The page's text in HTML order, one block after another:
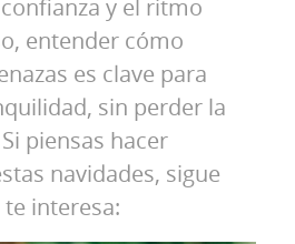
y el ritmo
entender cómo
es clave para
sin perder la
piensas hacer
navidades, sigue
interesa: